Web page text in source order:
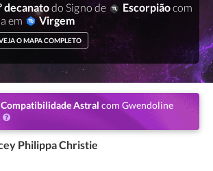
decanatodo Signo de Escorpiãocom
em
Virgem
O MAPA COMPLETO
Compatibilidade Astral com Gwendoline
Philippa Christie